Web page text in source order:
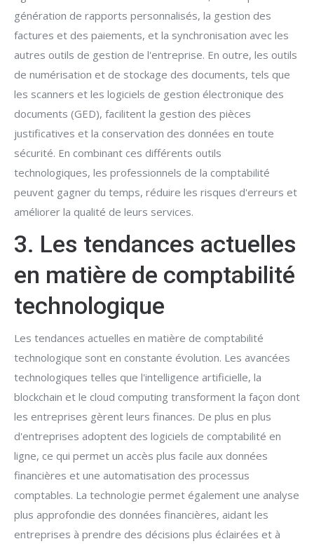
génération de rapports personnalisés, la gestion des
factures et des paiements, et la synchronisation avec les
autres outils de gestion de l'entreprise. En outre, les outils
de numérisation et de stockage des documents, tels que
les scanners et les logiciels de gestion électronique des
documents (GED), facilitent la gestion des pièces
justificatives et la conservation des données en toute
sécurité. En combinant ces différents outils
technologiques, les professionnels de la comptabilité
peuvent gagner du temps, réduire les risques d'erreurs et
améliorer la qualité de leurs services.
3. Les tendances actuelles
en matière de comptabilité
technologique
Les tendances actuelles en matière de comptabilité
technologique sont en constante évolution. Les avancées
technologiques telles que l'intelligence artificielle, la
blockchain et le cloud computing transforment la façon dont
les entreprises gèrent leurs finances. De plus en plus
d'entreprises adoptent des logiciels de comptabilité en
ligne, ce qui permet un accès plus facile aux données
financières et une automatisation des processus
comptables. La technologie permet également une analyse
plus approfondie des données financières, aidant les
entreprises à prendre des décisions plus éclairées et à